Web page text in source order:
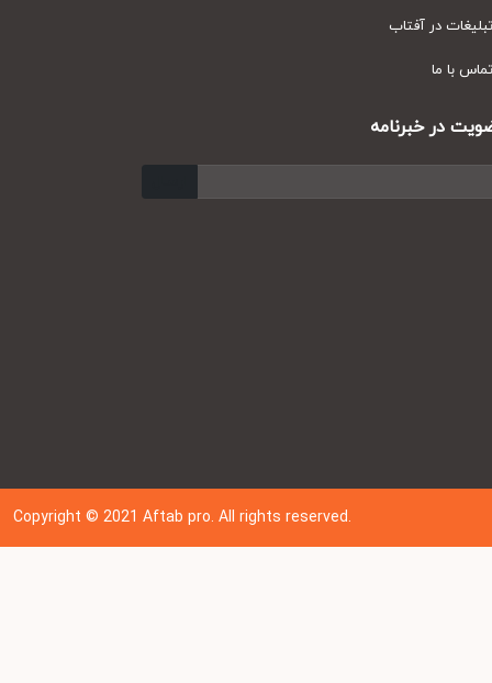
در آفتاب
با ما
در خبرنامه
Copyright © 202 1Aftab pro. All rights reserved.